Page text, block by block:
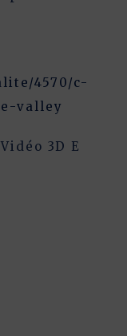
4570/c-
valley
3D E